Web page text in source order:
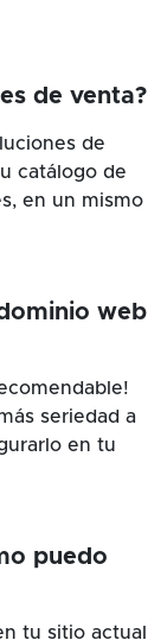
de venta?
de
catálogo de
en un mismo
web
seriedad a
en tu
puedo
tu sitio actual